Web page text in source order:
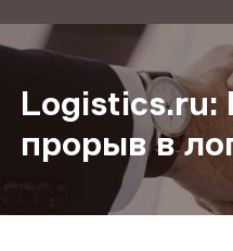
Logistics.ru:
прорыв в